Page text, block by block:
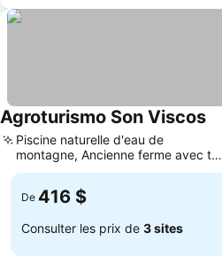
Agroturismo Son Viscos
Piscine naturelle d'eau de
montagne, Ancienne ferme avec toit
en tuiles
De 416 $
Consulter les prix de 3 sites